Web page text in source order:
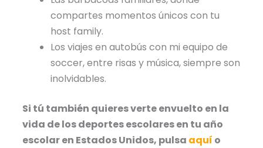
compartes momentos únicos con tu
host family.
Los viajes en autobús con mi equipo de
soccer, entre risas y música, siempre son
inolvidables.
Si tú también quieres verte envuelto en la
vida de los deportes escolares en tu año
escolar en Estados Unidos, pulsa aquí o